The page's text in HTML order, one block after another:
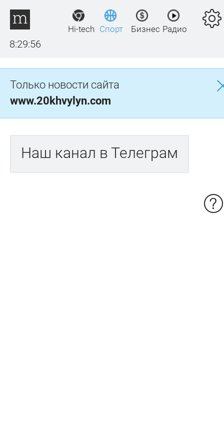
8:29:56
Hi-tech Спорт Бизнес Радио
Только новости сайта
www.20khvylyn.com
Наш канал в Телеграм